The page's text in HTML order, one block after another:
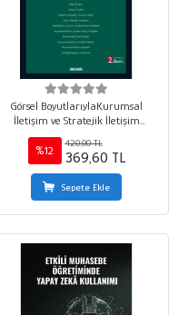
Görsel BoyutlarıylaKurumsal
İletişim ve Stratejik İletişim
Yönetimi Kavram – Uygulama –
Örnekler–Öneriler
%12
420,00 TL
369,60 TL
Sepete Ekle